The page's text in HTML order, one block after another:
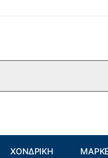
ΧΟΝΔΡΙΚΉ